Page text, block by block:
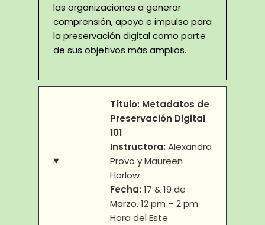
las organizaciones a generar
comprensión, apoyo e impulso para
la preservación digital como parte
de sus objetivos más amplios.
Título: Metadatos de
Preservación Digital
101
Instructora: Alexandra
Provo y Maureen
Harlow
Fecha: 17 & 19 de
Marzo, 12 pm – 2 pm.
Hora del Este